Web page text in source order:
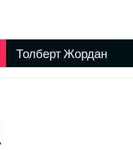
Толберт Жордан